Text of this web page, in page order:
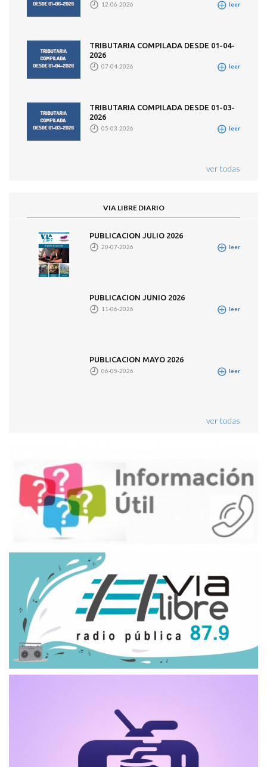
12-06-2026 leer
TRIBUTARIA COMPILADA DESDE 01-04-
2026
07-04-2026 leer
TRIBUTARIA COMPILADA DESDE 01-03-
2026
05-03-2026 leer
ver todas
VIA LIBRE DIARIO
PUBLICACION JULIO 2026
20-07-2026 leer
PUBLICACION JUNIO 2026
11-06-2026 leer
PUBLICACION MAYO 2026
06-05-2026 leer
ver todas